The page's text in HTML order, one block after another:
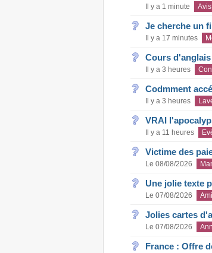
Il y a 1 minute
Je cherche un
Il y a 17 minutes
Cours d'anglais
Il y a 3 heures
Codmment
Il y a 3 heures
VRAI
Il y a 11 heures
Victime des
Le 08/08/2026
Une jolie texte
Le 07/08/2026
Jolies cartes
Le 07/08/2026
France : Offre